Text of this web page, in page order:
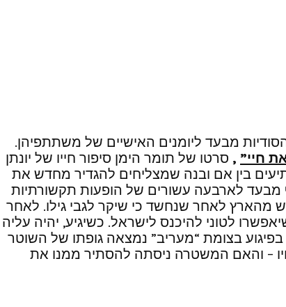
מבעד ליומנים האישיים של משתתפיהן.
חיי” , סרטו של תומר הימן סיפור חייו של יונתן
בין אם ובנה שמצליחים להגדיר מחדש את
מבעד לארבעה עשורים של הופעות תקשורתיות
מהארץ לאחר שנחשד כי שיקר לגבי גילו. לאחר
לטוני להיכנס לישראל. כשיגיע, יהיה עליה
בצומת “מעריב” נמצאה גופתו של השוטר
– והאם המשטרה ניסתה להסתיר ממנו את